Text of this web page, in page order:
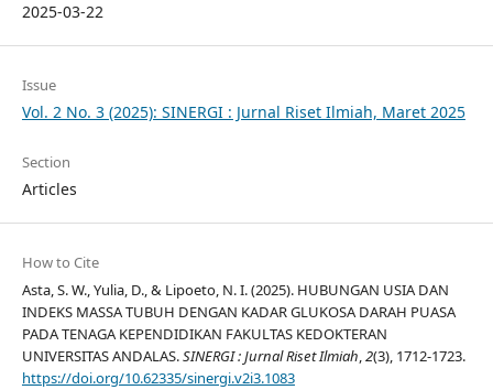
2025-03-22
Issue
Vol. 2 No. 3 (2025): SINERGI : Jurnal Riset Ilmiah, Maret 2025
Section
Articles
How to Cite
Asta, S. W., Yulia, D., & Lipoeto, N. I. (2025). HUBUNGAN USIA DAN
INDEKS MASSA TUBUH DENGAN KADAR GLUKOSA DARAH PUASA
PADA TENAGA KEPENDIDIKAN FAKULTAS KEDOKTERAN
UNIVERSITAS ANDALAS.SINERGI : Jurnal Riset Ilmiah,2(3), 1712-1723.
https://doi.org/10.62335/sinergi.v2i3.1083